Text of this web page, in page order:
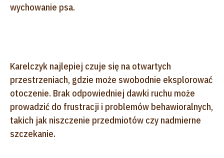
wychowanie psa.
Karelczyk najlepiej czuje się na otwartych
przestrzeniach, gdzie może swobodnie eksplorować
otoczenie. Brak odpowiedniej dawki ruchu może
prowadzić do frustracji i problemów behawioralnych,
takich jak niszczenie przedmiotów czy nadmierne
szczekanie.